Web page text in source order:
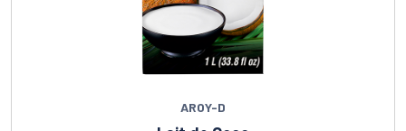
AROY-D